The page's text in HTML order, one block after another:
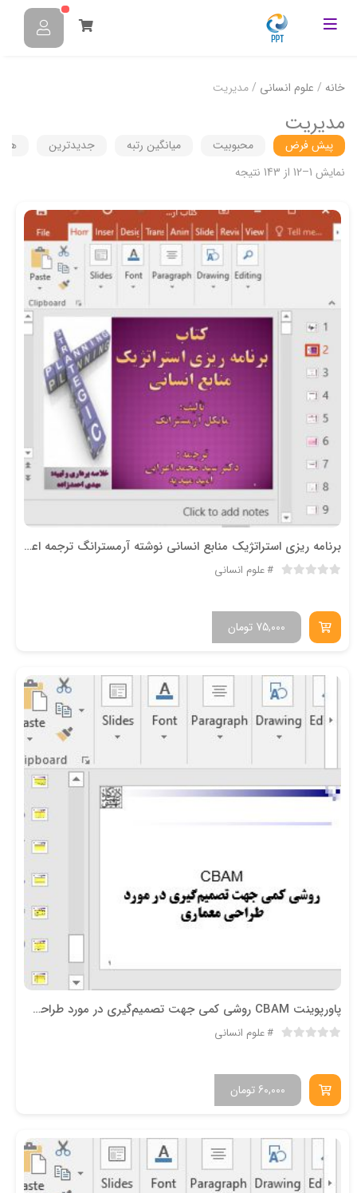
خانه / علوم انسانی / مدیریت
مدیریت
پیش فرض محبوبیت میانگین رتبه جدیدترین
نمایش 1–12 از 143 نتیجه
برنامه ریزی استراتژیک منابع انسانی نوشته آرمسترانگ ترجمه اعرابی
علوم انسانی
تومان 75,000
پاورپوینت CBAM روشي کمي جهت تصميم‌گيري در مورد طراحي معماري
علوم انسانی
تومان 60,000